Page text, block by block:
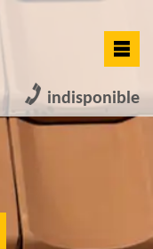
indisponible